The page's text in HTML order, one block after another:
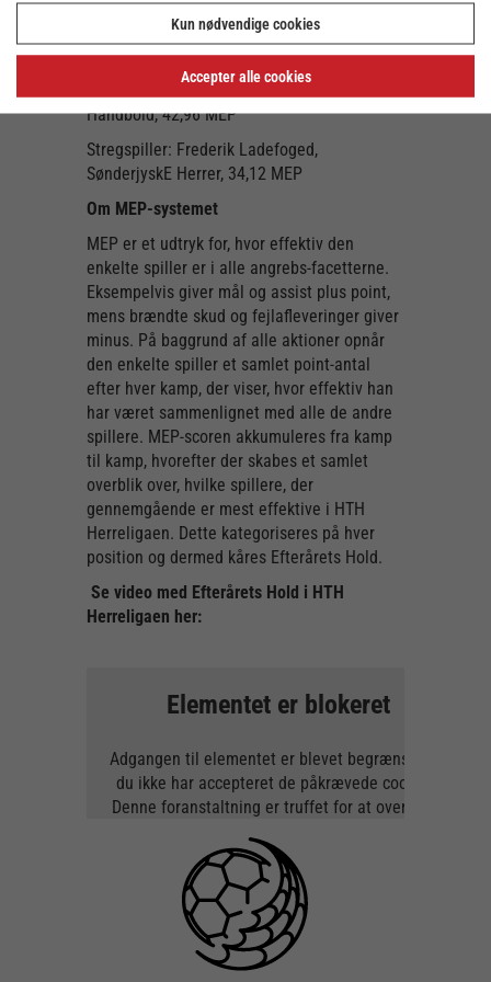
Højre back: Mathias Gidsel, GOG, 75,88 MEP
Højre fløj: René Rasmussen, Skjern
Håndbold, 42,96 MEP
Stregspiller: Frederik Ladefoged,
SønderjyskE Herrer, 34,12 MEP
Om MEP-systemet
MEP er et udtryk for, hvor effektiv den
enkelte spiller er i alle angrebs-facetterne.
Eksempelvis giver mål og assist plus point,
mens brændte skud og fejlafleveringer giver
minus. På baggrund af alle aktioner opnår
den enkelte spiller et samlet point-antal
efter hver kamp, der viser, hvor effektiv han
har været sammenlignet med alle de andre
spillere. MEP-scoren akkumuleres fra kamp
til kamp, hvorefter der skabes et samlet
overblik over, hvilke spillere, der
gennemgående er mest effektive i HTH
Herreligaen. Dette kategoriseres på hver
position og dermed kåres Efterårets Hold.
Se video med Efterårets Hold i HTH
Herreligaen her:
Elementet er blokeret
Adgangen til elementet er blevet begrænset, da
du ikke har accepteret de påkrævede cookies.
Denne foranstaltning er truffet for at overholde
få adgang til elementet ved at acceptere
cookies for elementet.
TILLAD COOKIES
Kun nødvendige cookies
Accepter alle cookies